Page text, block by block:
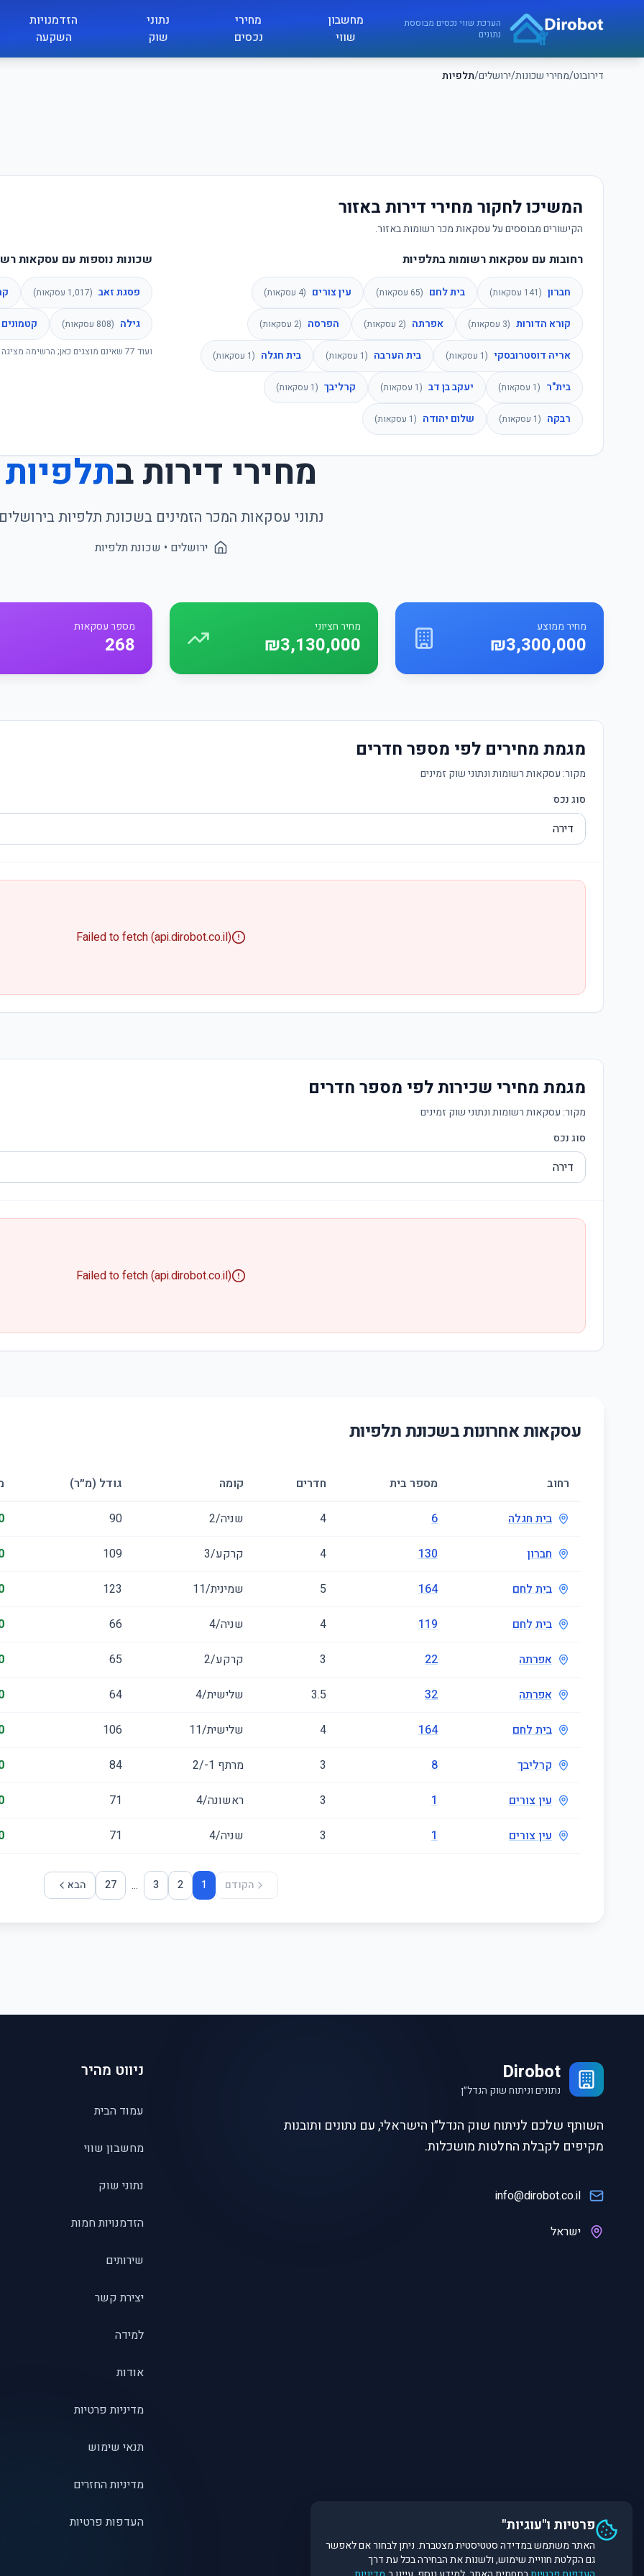
דירובוט/מחירי שכונות/ירושלים/תלפיות
דירובוט
הערכת שווי נכסים מבוססת
נתונים
מחשבון
שווי
מחירי
נכסים
נתוני
שוק
הזדמנויות
השקעה
המשיכו לחקור מחירי דירות באזור
הקישורים מבוססים על עסקאות מכר רשומות באזור.
רחובות עם עסקאות רשומות בתלפיות
חברון (
141 עסקאות) בית לחם (
65 עסקאות) עין צורים (
4 עסקאות)
קורא הדורות (
3 עסקאות) אפרתה (
2 עסקאות) הפרסה (
2 עסקאות)
אריה דוסטרובסקי (
1 עסקאות) בית הערבה (
1 עסקאות) בית חגלה (
1 עסקאות)
בית"ר (
1 עסקאות) יעקב בן דב (
1 עסקאות) קרליבך (
1 עסקאות)
רבקה (
1 עסקאות) שלום יהודה (
1 עסקאות)
שכונות נוספות עם עסקאות
פסגת זאב (
1,017 עסקאות)
גילה (
808 עסקאות) קטמונים
ועוד 77 שאינם מוצגים כאן; הרשימה
מחירי דירות בתלפיות
נתוני עסקאות המכר הזמינים בשכונת תלפיותב
ירושלים • שכונת תלפיות
מחיר ממוצע
₪3,300,000
מחיר חציוני
₪3,130,000
מספר עסקאות
268
מגמת מחירים לפי מספר חדרים
מקור: עסקאות רשומות ונתוני שוק זמינים
סוג נכס
Failed to fetch (api.dirobot.co.il)
מגמת מחירי שכירות לפי מספר חדרים
מקור: עסקאות רשומות ונתוני שוק זמינים
סוג נכס
Failed to fetch (api.dirobot.co.il)
עסקאות אחרונות בשכונתתלפיות
רחוב מספר בית חדרים קומה גודל (מ״ר)
בית חגלה 6
4 שניה/2 90
חברון 130
4 קרקע/3 109
בית לחם 164
5 שמינית/11 123
בית לחם 119
4 שניה/4 66
אפרתה 22
3 קרקע/2 65
אפרתה 32
3.5 שלישית/4 64
בית לחם 164
4 שלישית/11 106
קרליבך 8
3 מרתף ‎-1‏/2 84
עין צורים 1
3 ראשונה/4 71
עין צורים 1
3 שניה/4 71
הקודם 1
2
3
...
27 הבא
Dirobot
נתונים וניתוח שוק הנדל״ן
השותף שלכם לניתוח שוק הנדל״ן הישראלי, עם נתונים ותובנות
מקיפים לקבלת החלטות מושכלות.
info@dirobot.co.il
ישראל
ניווט מהיר
עמוד הבית
מחשבון שווי
נתוני שוק
הזדמנויות חמות
שירותים
יצירת קשר
למידה
אודות
מדיניות פרטיות
תנאי שימוש
מדיניות החזרים
העדפות פרטיות פרטיות ו"עוגיות"
האתר משתמש במדידה סטטיסטית מצטברת. ניתן לבחור אם לאפשר
גם הקלטת חוויית שימוש, ולשנות את הבחירה בכל עת דרך